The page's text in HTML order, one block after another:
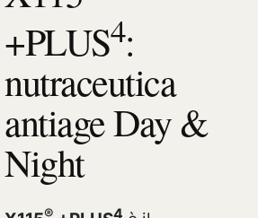
+PLUS4:
nutraceutica
antiage Day &
Night
® 4